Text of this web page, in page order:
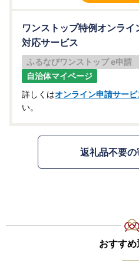
ワンストップ特例オンライ
対応サービス
ふるなびワンストップ e申請
自治体マイページ
詳しくはオンライン申請サー
い。
返礼品不要
おすす